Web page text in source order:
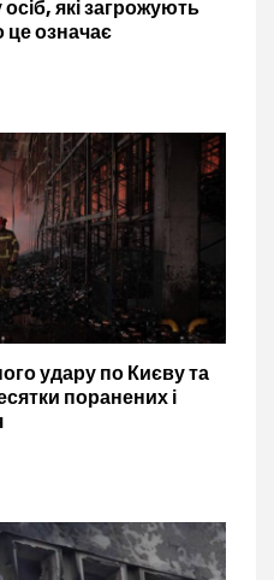
які загрожують
це означає
удару по Києву та
поранених і